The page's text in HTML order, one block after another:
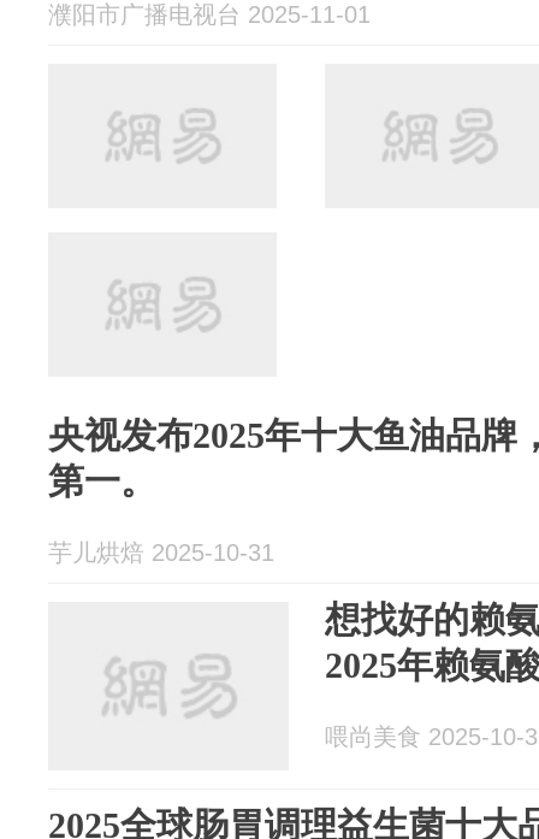
濮阳市广播电视台 2025-11-01
央视发布2025年十大鱼油品牌
第一。
芋儿烘焙 2025-10-31
想找好的赖
2025年赖氨
喂尚美食 2025-10-
2025全球肠胃调理益生菌十大